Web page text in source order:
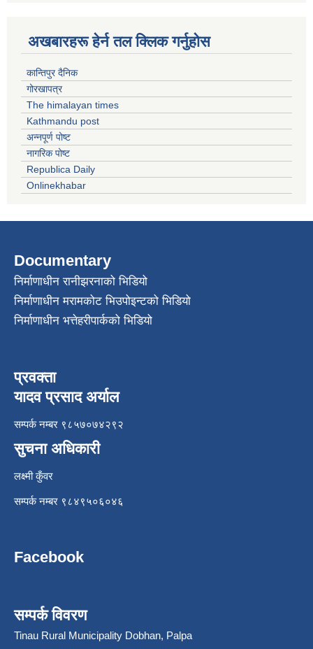
अखबारहरू हेर्न तल क्लिक गर्नुहोस
कान्तिपुर दैनिक
गोरखापत्र
The himalayan times
Kathmandu post
अन्नपूर्ण पोष्ट
नागरिक पोष्ट
Republica Daily
Onlinekhabar
Documentary
निर्माणाधीन रानीझरनाको भिडियो
निर्माणाधीन मरामकोट भिउपोइन्टको भिडियो
निर्माणाधीन भत्तेहरीपार्कको भिडियो
प्रवक्ता
यादव प्रसाद अर्याल
सम्पर्क नम्बर ९८५७०७४२९२
सुचना अधिकारी
लक्ष्मी कुँवर
सम्पर्क नम्बर ९८४९५०६०४६
Facebook
सम्पर्क विवरण
Tinau Rural Municipality Dobhan, Palpa